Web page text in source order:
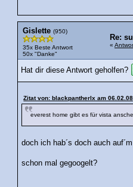
Gislette (950)
35x Beste Antwort
50x "Danke"
Re:
«
Hat dir diese Antwort geholfen?
Zitat von: blackpantherlx am
everest home gibt es für vista
doch ich hab´s doch auch
schon mal gegoogelt?